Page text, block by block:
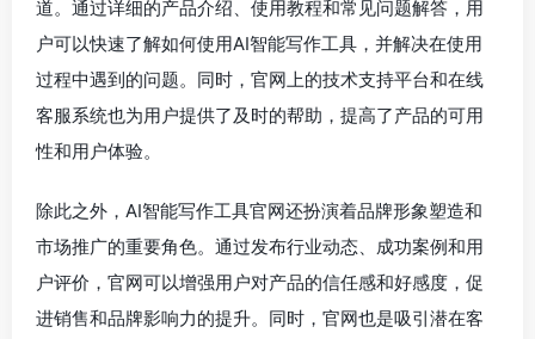
道。通过详细的产品介绍、使用教程和常见问题解答，用
户可以快速了解如何使用AI智能写作工具，并解决在使用
过程中遇到的问题。同时，官网上的技术支持平台和在线
客服系统也为用户提供了及时的帮助，提高了产品的可用
性和用户体验。
除此之外，AI智能写作工具官网还扮演着品牌形象塑造和
市场推广的重要角色。通过发布行业动态、成功案例和用
户评价，官网可以增强用户对产品的信任感和好感度，促
进销售和品牌影响力的提升。同时，官网也是吸引潜在客